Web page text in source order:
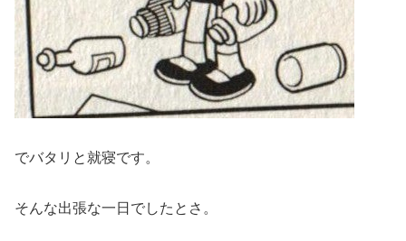
でバタリと就寝です。
そんな出張な一日でしたとさ。